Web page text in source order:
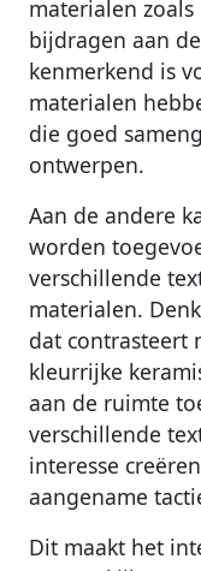
materialen
bijdragen aan
kenmerkend is
materialen
die goed
ontwerpen.
Aan de andere
worden
verschillende
materialen.
dat contrasteert
kleurrijke
aan de ruimte
verschillende
interesse
aangename
Dit maakt het